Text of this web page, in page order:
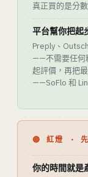
真正買的是分
平台幫你把起
Preply、
——不需要任何
起評價，再把
——SoFlo 和
🔴 紅燈 · 先
你的時間就